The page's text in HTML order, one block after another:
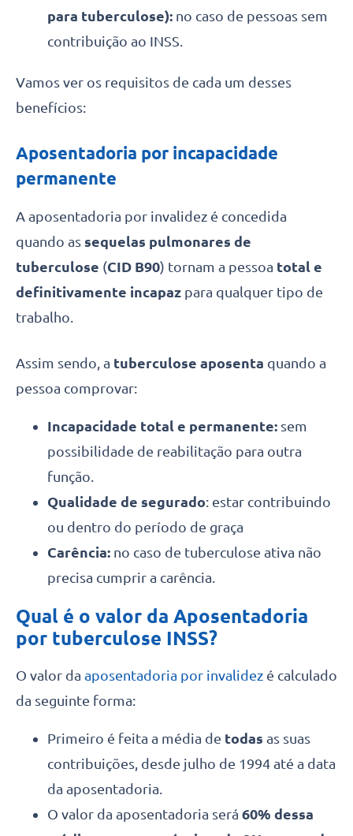
para tuberculose): no caso de pessoas sem
contribuição ao INSS.
Vamos ver os requisitos de cada um desses
benefícios:
Aposentadoria por incapacidade
permanente
A aposentadoria por invalidez é concedida
quando as sequelas pulmonares de
tuberculose (CID B90) tornam a pessoa total e
definitivamente incapaz para qualquer tipo de
trabalho.
Assim sendo, a tuberculose aposenta quando a
pessoa comprovar:
Incapacidade total e permanente: sem
possibilidade de reabilitação para outra
função.
Qualidade de segurado: estar contribuindo
ou dentro do período de graça
Carência: no caso de tuberculose ativa não
precisa cumprir a carência.
Qual é o valor da Aposentadoria
por tuberculose INSS?
O valor da aposentadoria por invalidez é calculado
da seguinte forma:
Primeiro é feita a média de todas as suas
contribuições, desde julho de 1994 até a data
da aposentadoria.
O valor da aposentadoria será 60% dessa